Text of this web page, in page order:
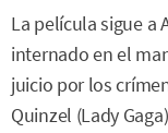
La película sigue a
internado en el
juicio por los
Quinzel (Lady